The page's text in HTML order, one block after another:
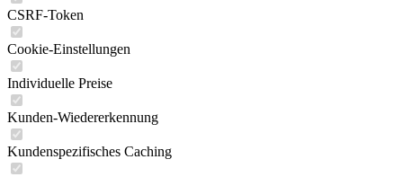
CSRF-Token
Cookie-Einstellungen
Individuelle Preise
Kunden-Wiedererkennung
Kundenspezifisches Caching